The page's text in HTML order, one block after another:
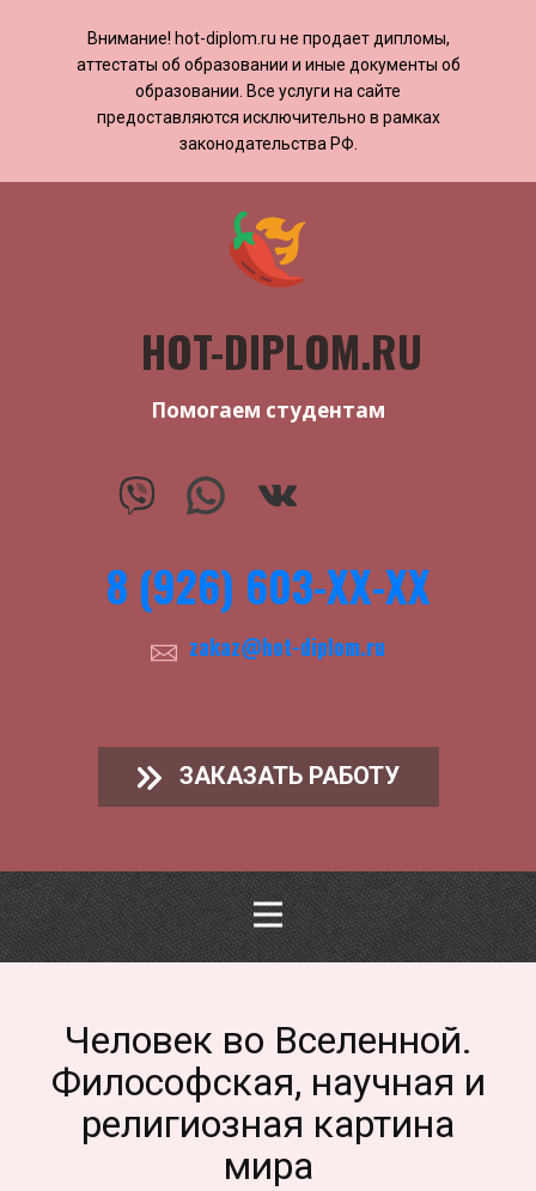
Внимание! ​​​​hot-diplom.ru не продает дипломы,
аттестаты об образовании и иные документы об
образовании. Все услуги на сайте
предоставляются исключительно в рамках
законодательства РФ.
HOT-DIPLOM.RU
Помогаем студентам
8 (926) 603-ХХ-ХХ
zakaz@hot-diplom.ru
ЗАКАЗАТЬ РАБОТУ
Человек во Вселенной.
Философская, научная и
религиозная картина
мира